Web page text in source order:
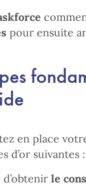
pour ensuite
en place
d’or suivantes :
le